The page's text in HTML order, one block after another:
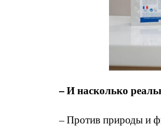
– И насколько
– Против природы и